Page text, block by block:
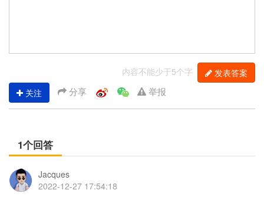
内容不能少于5个字
发表答案
关注
分享 举报
1个回答
Jacques
2022-12-27 17:54:18